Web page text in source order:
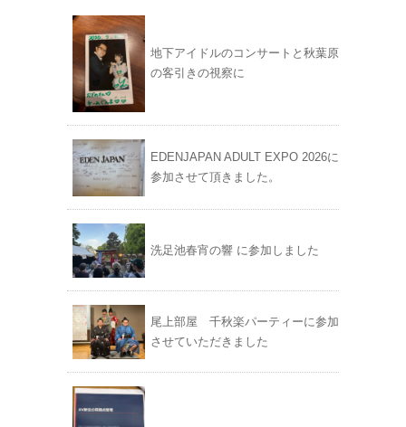
地下アイドルのコンサートと秋葉原
の客引きの視察に
EDENJAPAN ADULT EXPO 2026に
参加させて頂きました。
洗足池春宵の響 に参加しました
尾上部屋 千秋楽パーティーに参加
させていただきました